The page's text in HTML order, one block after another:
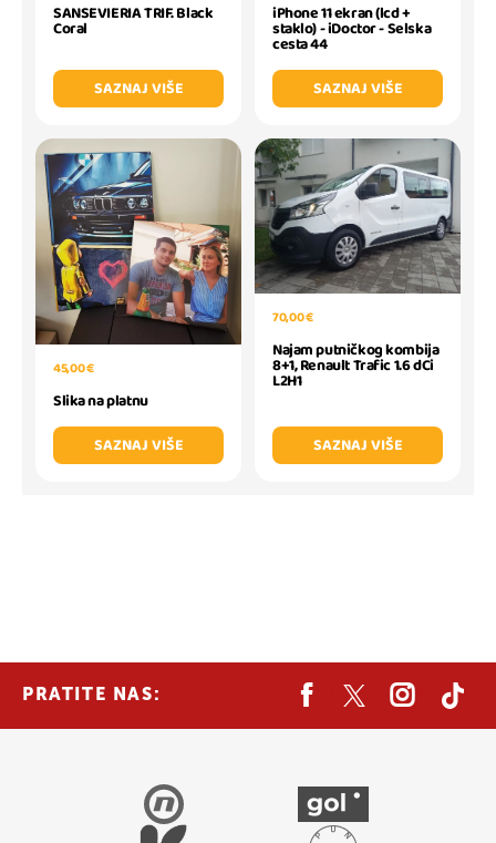
SANSEVIERIA TRIF. Black
Coral
SAZNAJ VIŠE
iPhone 11 ekran (lcd +
staklo) - iDoctor - Selska
cesta 44
SAZNAJ VIŠE
45,00 €
Slika na platnu
SAZNAJ VIŠE
70,00 €
Najam putničkog kombija
8+1, Renault Trafic 1.6 dCi
L2H1
SAZNAJ VIŠE
PRATITE NAS: